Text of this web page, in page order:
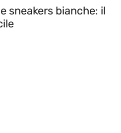
sneakers bianche: il